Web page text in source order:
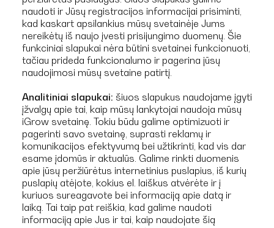
naudoti ir Jūsų registracijos informacijai prisiminti,
kad kaskart apsilankius mūsų svetainėje Jums
nereikėtų iš naujo įvesti prisijungimo duomenų. Šie
funkciniai slapukai nėra būtini svetainei funkcionuoti,
tačiau prideda funkcionalumo ir pagerina jūsų
naudojimosi mūsų svetaine patirtį.
Analitiniai slapukai: šiuos slapukus naudojame įgyti
įžvalgų apie tai, kaip mūsų lankytojai naudoja mūsų
iGrow svetainę. Tokiu būdu galime optimizuoti ir
pagerinti savo svetainę, suprasti reklamų ir
komunikacijos efektyvumą bei užtikrinti, kad vis dar
esame įdomūs ir aktualūs. Galime rinkti duomenis
apie jūsų peržiūrėtus internetinius puslapius, iš kurių
puslapių atėjote, kokius el. laiškus atvėrėte ir į
kuriuos sureagavote bei informaciją apie datą ir
laiką. Tai taip pat reiškia, kad galime naudoti
informaciją apie Jus ir tai, kaip naudojate šią